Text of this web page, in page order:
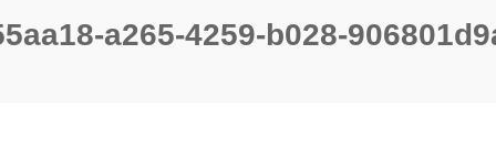
a265-4259-b028-